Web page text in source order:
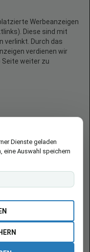
Werbeanzeigen
Diese sind mit
verlinkt. Durch das
verdienen wir
Seite weiter zu
an qualifizierten
angezeigt werden,
(Datum/Uhrzeit) und
ändern. Für den Kauf
und Verfügbarkeit, die
Amazon-
Dienste geladen
eine Auswahl speichern